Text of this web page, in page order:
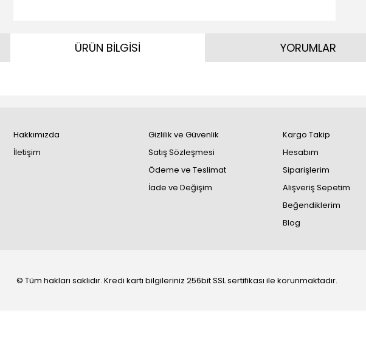
ÜRÜN BİLGİSİ YORUMLAR
Hakkımızda
İletişim
Gizlilik ve Güvenlik
Satış Sözleşmesi
Ödeme ve Teslimat
İade ve Değişim
Kargo Takip
Hesabım
Siparişlerim
Alışveriş Sepetim
Beğendiklerim
Blog
© Tüm hakları saklıdır. Kredi kartı bilgileriniz 256bit SSL sertifikası ile korunmaktadır.